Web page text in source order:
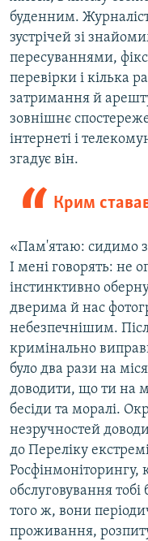
буденним.
зустрічей зі
пересуваннями,
перевірки і кілька
затримання й
зовнішнє
інтернеті і
згадує він.
Крим
«Пам'ятаю: сидимо
І мені говорять: не
інстинктивно
дверима й нас
небезпечнішим.
кримінально
було два рази на
доводити, що ти на
бесіди та моралі.
незручностей
до Переліку
Росфінмоніторингу,
обслуговування
того ж, вони
проживання,